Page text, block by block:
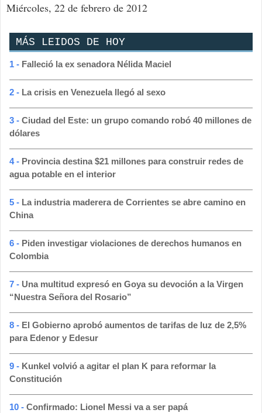
Miércoles, 22 de febrero de 2012
MÁS LEIDOS DE HOY
1 - Falleció la ex senadora Nélida Maciel
2 - La crisis en Venezuela llegó al sexo
3 - Ciudad del Este: un grupo comando robó 40 millones de
dólares
4 - Provincia destina $21 millones para construir redes de
agua potable en el interior
5 - La industria maderera de Corrientes se abre camino en
China
6 - Piden investigar violaciones de derechos humanos en
Colombia
7 - Una multitud expresó en Goya su devoción a la Virgen
“Nuestra Señora del Rosario”
8 - El Gobierno aprobó aumentos de tarifas de luz de 2,5%
para Edenor y Edesur
9 - Kunkel volvió a agitar el plan K para reformar la
Constitución
10 - Confirmado: Lionel Messi va a ser papá